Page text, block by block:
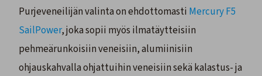
Purjeveneilijän valinta on ehdottomasti Mercury F5
SailPower, joka sopii myös ilmatäytteisiin
pehmeärunkoisiin veneisiin, alumiinisiin
ohjauskahvalla ohjattuihin veneisiin sekä kalastus- ja